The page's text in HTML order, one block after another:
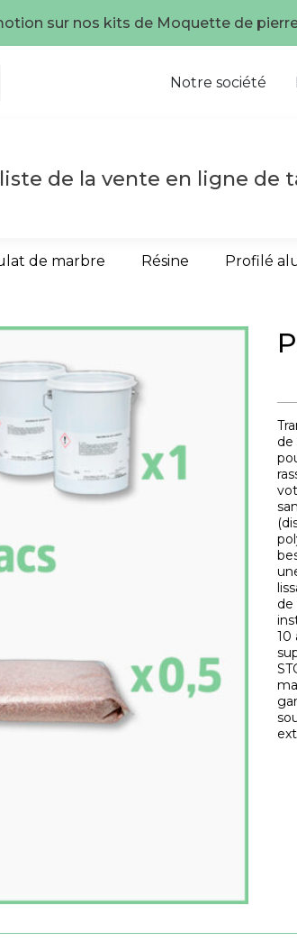
qualité aux meilleurs prix, Faites
Notre société
de la vente en ligne de
de marbre Résine Profilé
de
de
10